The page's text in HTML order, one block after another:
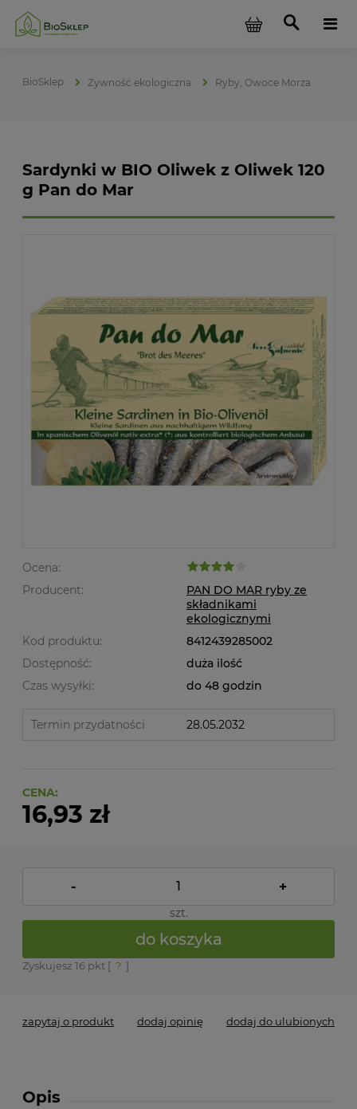
Żywność ekologiczna Ryby, Owoce Morza
Sardynki w BIO Oliwek z Oliwek 120
g Pan do Mar
Ocena:
Producent:
PAN DO MAR ryby ze
składnikami
ekologicznymi
Kod produktu:
8412439285002
Dostępność:
duża ilość
Czas wysyłki:
do 48 godzin
Termin przydatności 28.05.2032
CENA:
16,93 zł
- +
szt.
do koszyka
Zyskujesz 16 pkt [ ? ]
zapytaj o produkt dodaj opinię dodaj do ulubionych
Opis